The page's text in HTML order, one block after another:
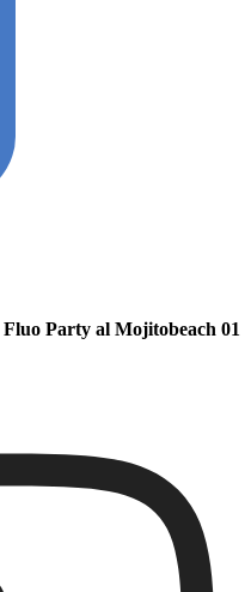
Fluo Party al Mojitobeach 01